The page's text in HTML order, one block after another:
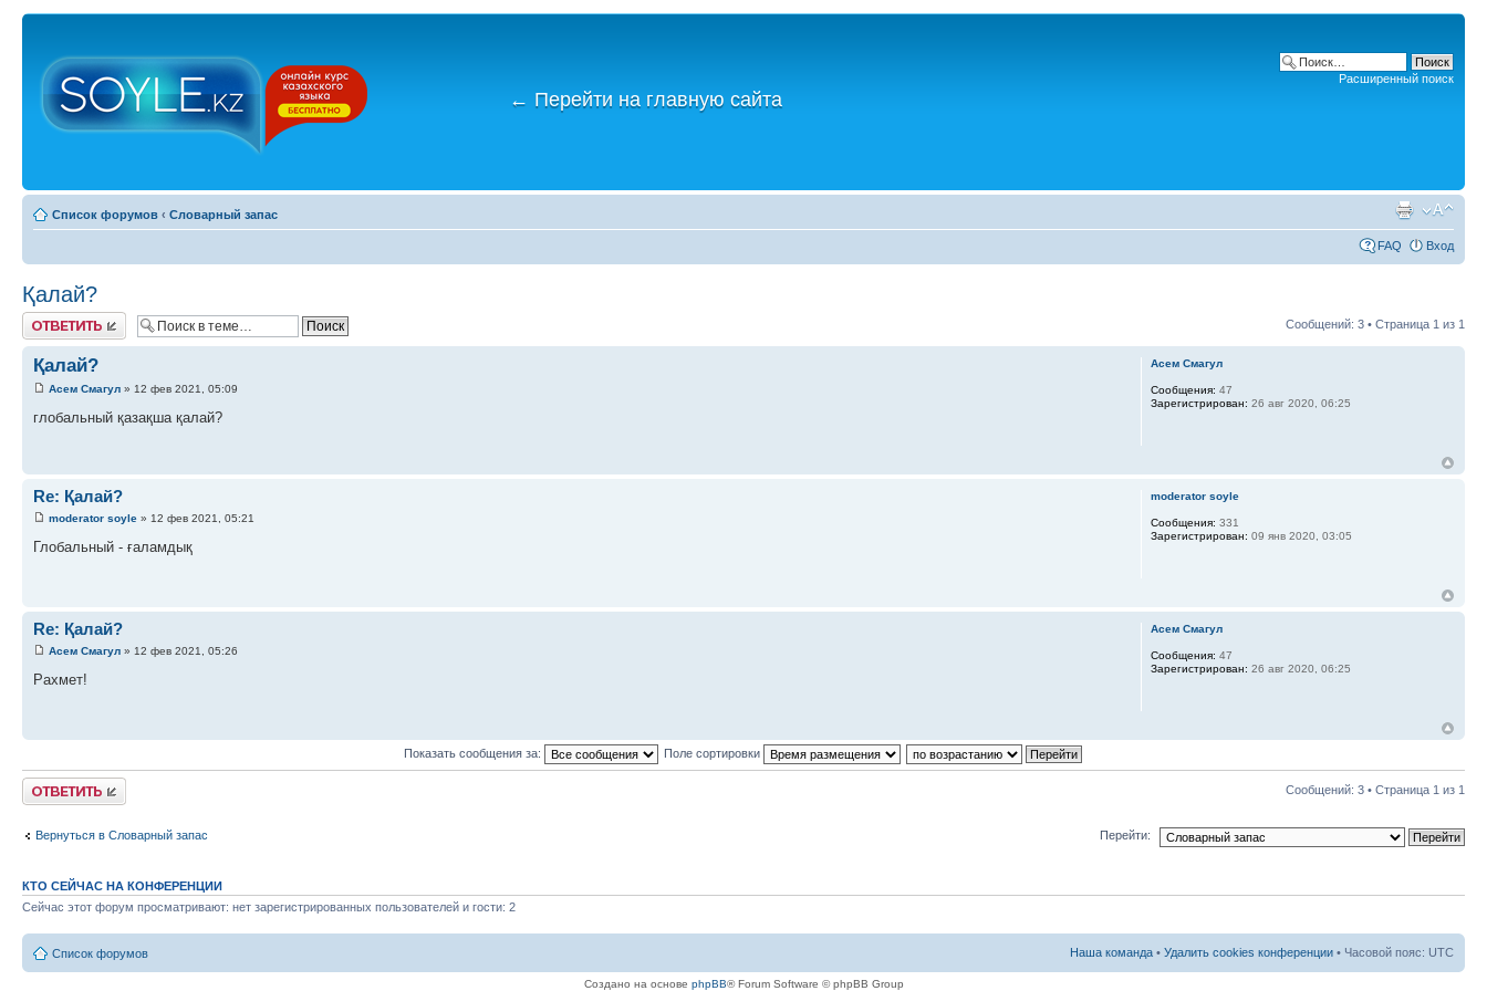
← Перейти на главную сайта
Расширенный поиск
Список форумов ‹ Словарный запас
FAQ Вход
Қалай?
Ответить Сообщений: 3 • Страница 1 из 1
Қалай?
Асем Смагул » 12 фев 2021, 05:09
глобальный қазақша қалай?
Асем Смагул
Сообщения: 47
Зарегистрирован: 26 авг 2020, 06:25
Re: Қалай?
moderator soyle » 12 фев 2021, 05:21
Глобальный - ғаламдық
moderator soyle
Сообщения: 331
Зарегистрирован: 09 янв 2020, 03:05
Re: Қалай?
Асем Смагул » 12 фев 2021, 05:26
Рахмет!
Асем Смагул
Сообщения: 47
Зарегистрирован: 26 авг 2020, 06:25
Показать сообщения за: Поле сортировки
Ответить Сообщений: 3 • Страница 1 из 1
Вернуться в Словарный запас Перейти:
КТО СЕЙЧАС НА КОНФЕРЕНЦИИ
Сейчас этот форум просматривают: нет зарегистрированных пользователей и гости: 2
Список форумов Наша команда • Удалить cookies конференции • Часовой пояс: UTC
Создано на основе phpBB® Forum Software © phpBB Group